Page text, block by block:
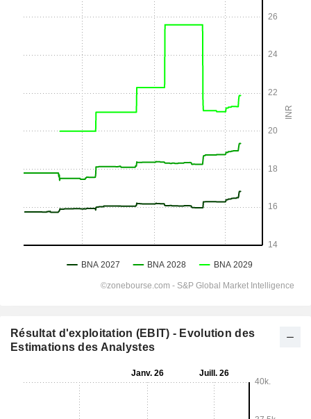
Résultat d'exploitation (EBIT) - Evolution des
Estimations des Analystes